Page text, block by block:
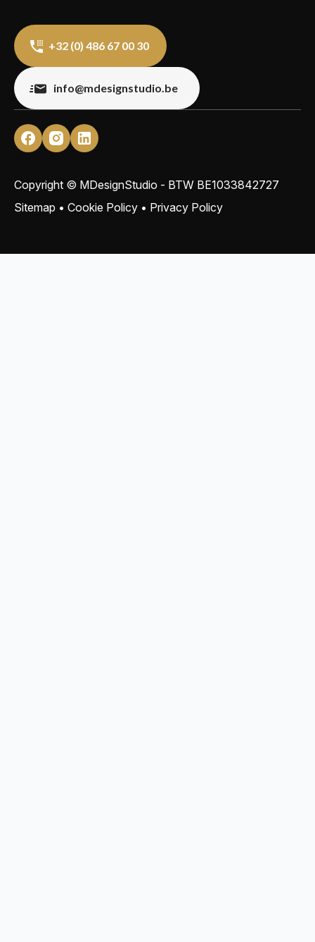
+32 (0) 486 67 00 30
info@mdesignstudio.be
Copyright © MDesignStudio - BTW BE1033842727
Sitemap • Cookie Policy • Privacy Policy